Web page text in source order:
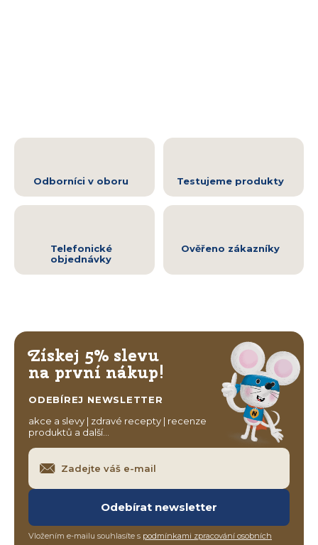
Odborníci v oboru Testujeme produkty
Telefonické
objednávky
Ověřeno zákazníky
Získej 5% slevu
na první nákup!
ODEBÍREJ NEWSLETTER
akce a slevy | zdravé recepty | recenze
produktů a další…
Odebírat newsletter
Vložením e-mailu souhlasíte s podmínkami zpracování osobních